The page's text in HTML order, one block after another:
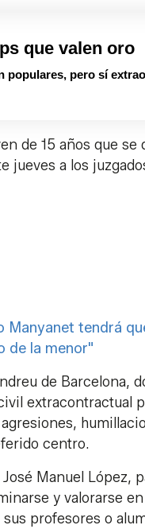
que valen oro
populares, pero sí
de 15 años que
jueves a los
Manyanet tendrá
de la menor"
de Barcelona,
extracontractual
centro.
Manuel López,
y valorarse
profesores o